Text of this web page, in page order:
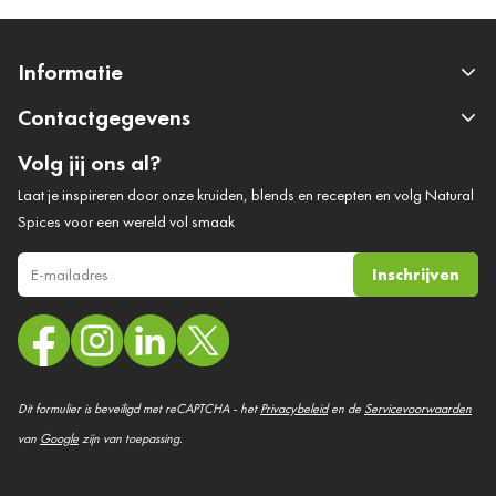
Informatie
Contactgegevens
Volg jij ons al?
Laat je inspireren door onze kruiden, blends en recepten en volg Natural
Spices voor een wereld vol smaak
Inschrijven
Dit formulier is beveiligd met reCAPTCHA - hetPrivacybeleiden de Servicevoorwaarden
van Googlezijn van toepassing.